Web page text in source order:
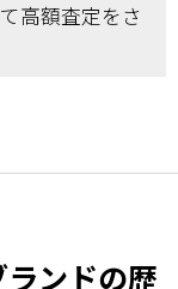
高額査定をさ
ランドの歴